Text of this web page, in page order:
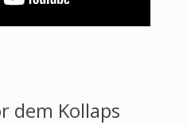
dem Kollaps